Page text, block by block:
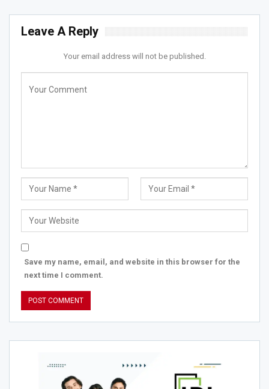
Leave A Reply
Your email address will not be published.
Save my name, email, and website in this browser for the
next time I comment.